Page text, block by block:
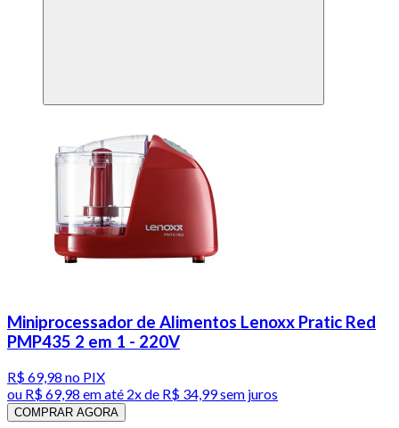
Miniprocessador de Alimentos Lenoxx Pratic Red
PMP435 2 em 1 - 220V
R$ 69,98 no PIX
ou R$ 69,98 em até 2x de R$ 34,99 sem juros
COMPRAR AGORA